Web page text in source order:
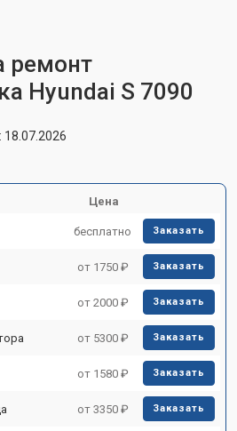
ремонт
Hyundai S 7090
Цена
бесплатно Заказать
от 1750 ₽ Заказать
от 2000 ₽ Заказать
от 5300 ₽ Заказать
от 1580 ₽ Заказать
от 3350 ₽ Заказать